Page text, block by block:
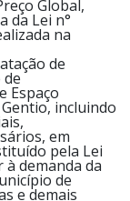
Global,
da Lei n°
na
de
Espaço
incluindo
em
pela Lei
à demanda da
de
e demais